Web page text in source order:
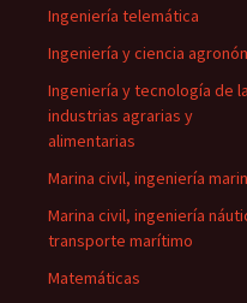
Ingeniería telemática
Ingeniería y ciencia
Ingeniería y tecnología de
industrias agrarias y
alimentarias
Marina civil, ingeniería
Marina civil, ingeniería
transporte marítimo
Matemáticas